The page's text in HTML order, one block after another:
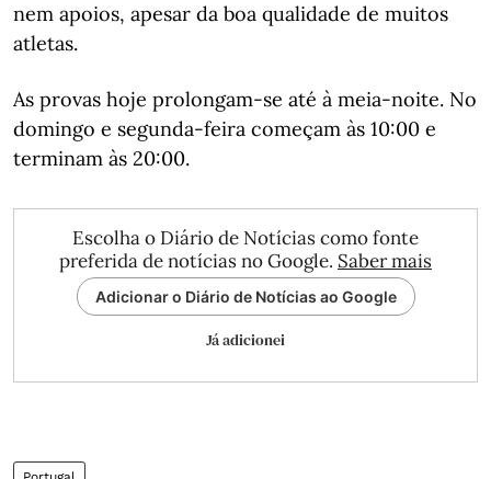
nem apoios, apesar da boa qualidade de muitos
atletas.
As provas hoje prolongam-se até à meia-noite. No
domingo e segunda-feira começam às 10:00 e
terminam às 20:00.
Escolha o Diário de Notícias como fonte
preferida de notícias no Google. Saber mais
Adicionar o Diário de Notícias ao Google
Já adicionei